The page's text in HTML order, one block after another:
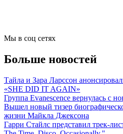
Мы в соц сетях
Больше новостей
Тайла и Зара Ларссон
«SHE DID IT AGAIN»
Группа Evanescence вернулась с
Вышел новый тизер
жизни Майкла Джексона
Гарри Стайлс представил трек-